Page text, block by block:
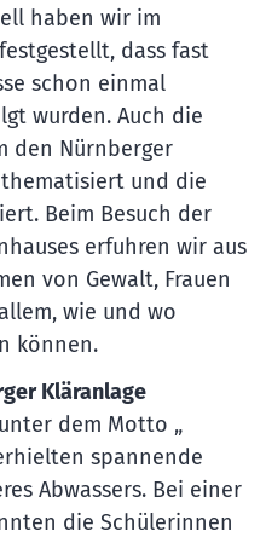
haben wir im
dass fast
schon einmal
wurden. Auch die
den Nürnberger
und die
Beim Besuch der
erfuhren wir aus
von Gewalt, Frauen
wie und wo
können.
Kläranlage
dem Motto „
spannende
Abwassers. Bei einer
die Schülerinnen